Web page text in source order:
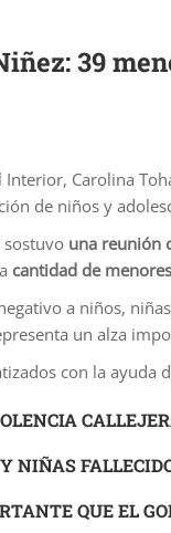
39
Carolina
de niños y
sostuvo una reunión
cantidad de
a niños,
un alza
con la ayuda
NIÑAS
QUE EL